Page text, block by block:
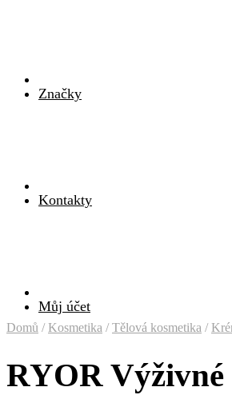
Značky
Kontakty
Můj účet
Domů / Kosmetika / Tělová kosmetika /
RYOR Výživné